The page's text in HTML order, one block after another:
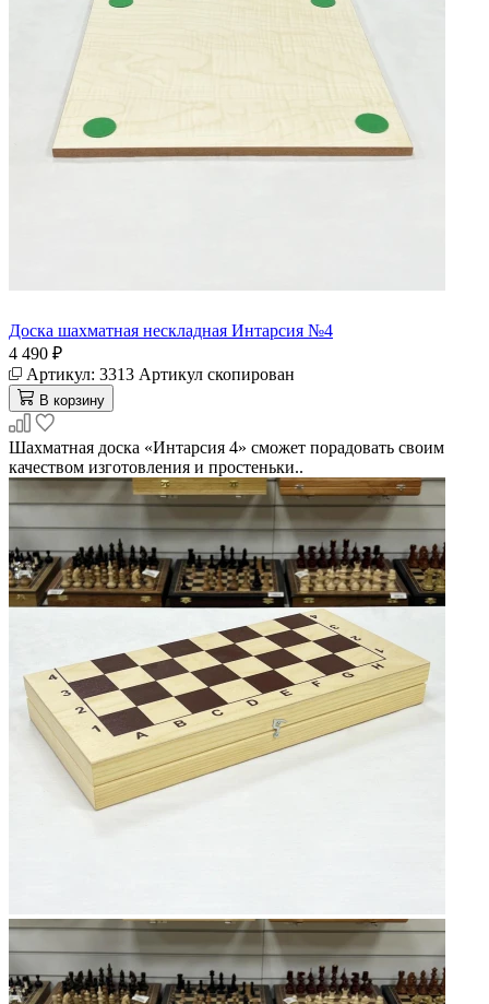
Доска шахматная нескладная Интарсия №4
4 490 ₽
Артикул: 3313 Артикул скопирован
В корзину
Шахматная доска «Интарсия 4» сможет порадовать своим
качеством изготовления и простеньки..